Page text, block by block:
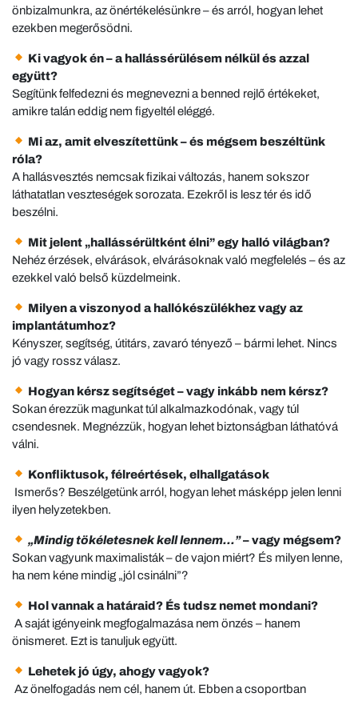
önbizalmunkra, az önértékelésünkre – és arról, hogyan lehet
ezekben megerősödni.
Ki vagyok én – a hallássérülésem nélkül és azzal
együtt?
Segítünk felfedezni és megnevezni a benned rejlő értékeket,
amikre talán eddig nem figyeltél eléggé.
Mi az, amit elveszítettünk – és mégsem beszéltünk
róla?
A hallásvesztés nemcsak fizikai változás, hanem sokszor
láthatatlan veszteségek sorozata. Ezekről is lesz tér és idő
beszélni.
Mit jelent „hallássérültként élni” egy halló világban?
Nehéz érzések, elvárások, elvárásoknak való megfelelés – és az
ezekkel való belső küzdelmeink.
Milyen a viszonyod a hallókészülékhez vagy az
implantátumhoz?
Kényszer, segítség, útitárs, zavaró tényező – bármi lehet. Nincs
jó vagy rossz válasz.
Hogyan kérsz segítséget – vagy inkább nem kérsz?
Sokan érezzük magunkat túl alkalmazkodónak, vagy túl
csendesnek. Megnézzük, hogyan lehet biztonságban láthatóvá
válni.
Konfliktusok, félreértések, elhallgatások
Ismerős? Beszélgetünk arról, hogyan lehet másképp jelen lenni
ilyen helyzetekben.
„Mindig tökéletesnek kell lennem…”– vagy mégsem?
Sokan vagyunk maximalisták – de vajon miért? És milyen lenne,
ha nem kéne mindig „jól csinálni”?
Hol vannak a határaid? És tudsz nemet mondani?
A saját igényeink megfogalmazása nem önzés – hanem
önismeret. Ezt is tanuljuk együtt.
Lehetek jó úgy, ahogy vagyok?
Az önelfogadás nem cél, hanem út. Ebben a csoportban